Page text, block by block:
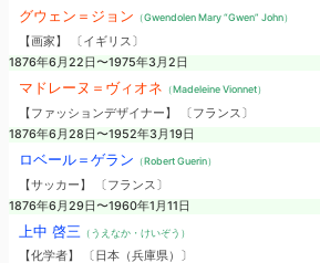
グウェン＝ジョン （Gwendolen Mary “Gwen” John）
【画家】 〔イギリス〕
1876年6月22日〜1975年3月2日
マドレーヌ＝ヴィオネ （Madeleine Vionnet）
【ファッションデザイナー】 〔フランス〕
1876年6月28日〜1952年3月19日
ロベール＝ゲラン （Robert Guerin）
【サッカー】 〔フランス〕
1876年6月29日〜1960年1月11日
上中 啓三 （うえなか・けいぞう）
【化学者】 〔日本（兵庫県）〕